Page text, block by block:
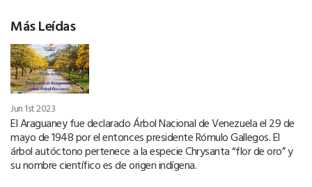
Más Leídas
Jun 1st 2023
El Araguaney fue declarado Árbol Nacional de Venezuela el 29 de
mayo de 1948 por el entonces presidente Rómulo Gallegos. El
árbol autóctono pertenece a la especie Chrysanta “flor de oro” y
su nombre científico es de origen indígena.